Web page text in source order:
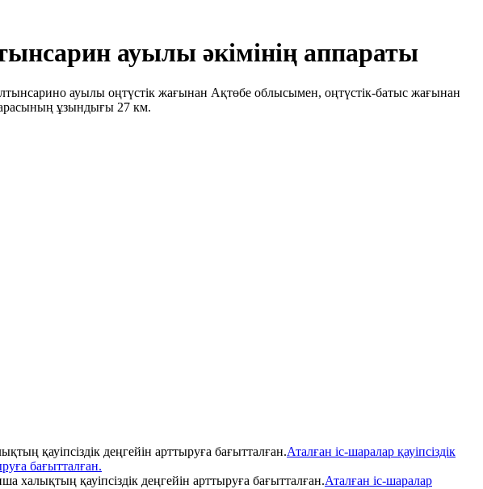
ауылы әкімінің аппараты
ауылы оңтүстік жағынан Ақтөбе облысымен, оңтүстік-батыс жағынан
ұзындығы 27 км.
Аталған іс-шаралар қауіпсіздік
бағытталған.
Аталған іс-шаралар